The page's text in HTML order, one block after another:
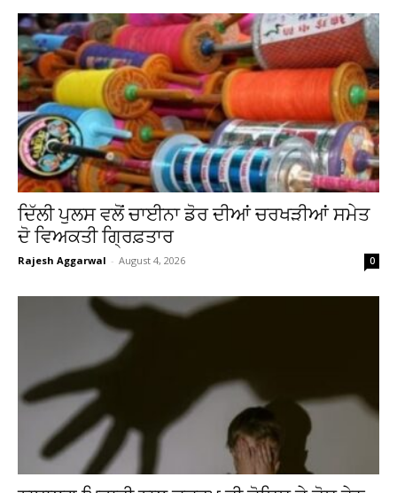
ਦਿੱਲੀ ਪੁਲਸ ਵਲੋਂ ਚਾਈਨਾ ਡੋਰ ਦੀਆਂ ਚਰਖੜੀਆਂ ਸਮੇਤ
ਦੋ ਵਿਅਕਤੀ ਗ੍ਰਿਫ਼ਤਾਰ
Rajesh Aggarwal - August 4, 2026 0